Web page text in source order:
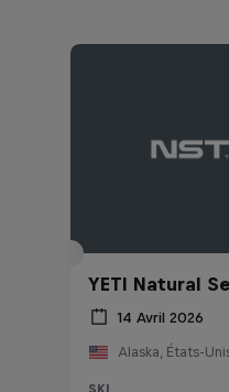
YETI Natural
14 Avril 2026
Alaska, États-
SKI